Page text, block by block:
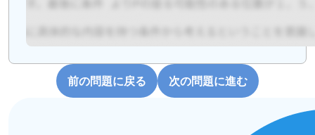
前の問題に戻る 次の問題に進む